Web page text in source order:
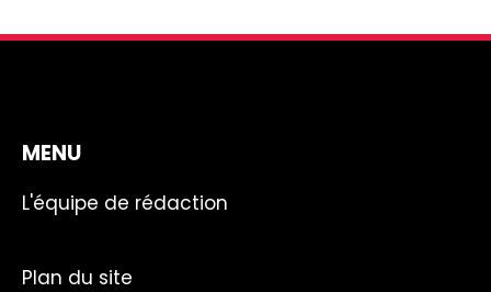
MENU
L'équipe de rédaction
Plan du site